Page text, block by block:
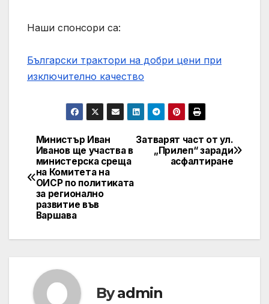
Наши спонсори са:
Български трактори на добри цени при
изключително качество
Post
navigation
Затварят част от ул.
„Прилеп“ заради
асфалтиране
Министър Иван
Иванов ще участва в
министерска среща
на Комитета на
ОИСР по политиката
за регионално
развитие във
Варшава
Byadmin